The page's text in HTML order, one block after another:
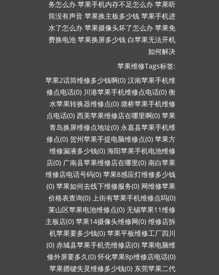
务怎么办 苹果手机内存不足怎么办 苹果听
筒没有声音 苹果换主板多少钱 苹果手机进
水了怎么办 苹果摄像头坏了怎么办 苹果免
费换电池 苹果换屏多少钱 白苹果无法开机
如何解决
苹果维修Tags标签:
苹果2话筒维修多少钱啊(0) 汉南苹果手机维
修点电话(0) 川港苹果手机维修点电话(0) 衡
水苹果转换器维修点(0) 塘桥苹果手机维修
点电话(0) 西美苹果维修店在哪里啊(0) 苹果
青岛换屏维修点地址(0) 永嘉县苹果手机维
修点(0) 贺州苹果手提电脑维修点(0) 苹果方
维修漏液多少钱(0) 海阳苹果手机电池维修
店(0) 广南县苹果维修店在哪里(0) 南白苹果
维修店电话号码(0) 苹果8感应灯维修多少钱
(0) 苹果如何去线下维修服务(0) 网维修苹果
价格表查询(0) 上街有苹果手机维修点吗(0)
莱山区苹果电池维修点(0) 无锡苹果11维修
主板店(0) 苹果14摄像头维修网(0) 维修店拆
机苹果要多少钱(0) 苹果平板维修工厂四川
(0) 赤城县苹果手机壳维修店(0) 苹果电脑维
修外屏要多久(0) 怀化苹果8p维修店电话(0)
苹果摁键失灵维修多少钱(0) 东莞苹果二代